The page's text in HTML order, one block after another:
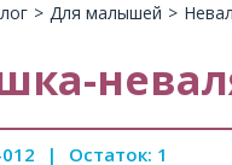
> Для малышей >
| Остаток: 1